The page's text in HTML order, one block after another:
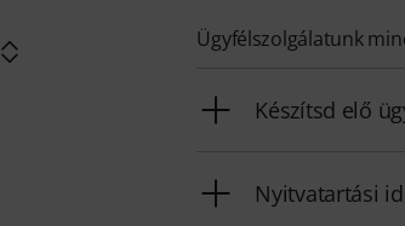
Ügyfélszolgálatunk
Készítsd elő
Nyitvatartási